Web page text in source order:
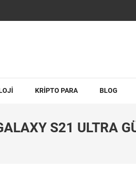
KRIPTO PARA BLOG
S21 ULTRA